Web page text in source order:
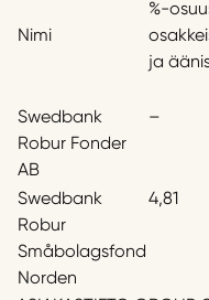
Nimi
%-
ja
Swedbank
Robur Fonder
AB
–
Swedbank
Robur
Småbolagsfond
Norden
4,81